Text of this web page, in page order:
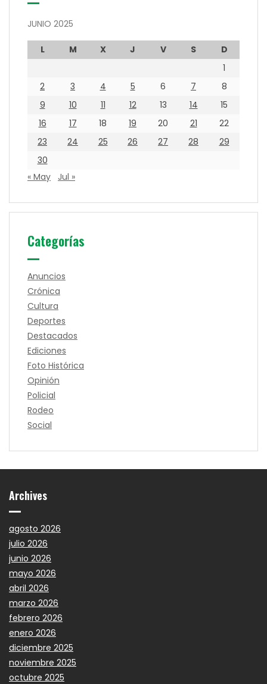
JUNIO 2025
L M X J V S
D
1
2
3 4 5 6 7
8
9
10 11 12 13 14
15
16
17 18 19 20 21
22
23
24 25 26 27 28
29
30
« May
Jul »
Categorías
Anuncios
Crónica
Cultura
Deportes
Destacados
Ediciones
Foto Histórica
Opinión
Policial
Rodeo
Social
Archives
agosto 2026
julio 2026
junio 2026
mayo 2026
abril 2026
marzo 2026
febrero 2026
enero 2026
diciembre 2025
noviembre 2025
octubre 2025